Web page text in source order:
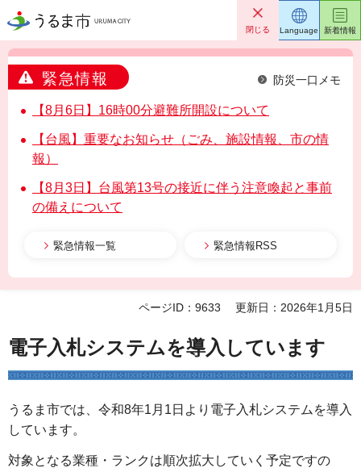
うるま市 閉じる
緊急情報 防災一口メモ
【8月6日】16時00分避難所開設について
【台風】重要なお知らせ（ごみ、施設情報、市の情
報）
【8月3日】台風第13号の接近に伴う注意喚起と事前
の備えについて
緊急情報一覧 緊急情報RSS
Language 新着情報
ページID：9633 更新日：2026年1月5日
電子入札システムを導入しています
うるま市では、令和8年1月1日より電子入札システムを導入
しています。
対象となる業種・ランクは順次拡大していく予定ですの